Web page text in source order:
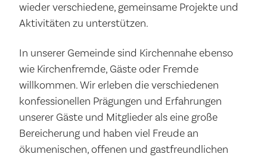
wieder verschiedene, gemeinsame Projekte und
Aktivitäten zu unterstützen.
In unserer Gemeinde sind Kirchennahe ebenso
wie Kirchenfremde, Gäste oder Fremde
willkommen. Wir erleben die verschiedenen
konfessionellen Prägungen und Erfahrungen
unserer Gäste und Mitglieder als eine große
Bereicherung und haben viel Freude an
ökumenischen, offenen und gastfreundlichen